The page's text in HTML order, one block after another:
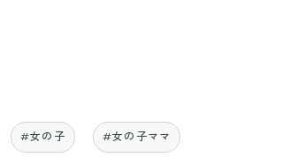
#女の子 #女の子ママ